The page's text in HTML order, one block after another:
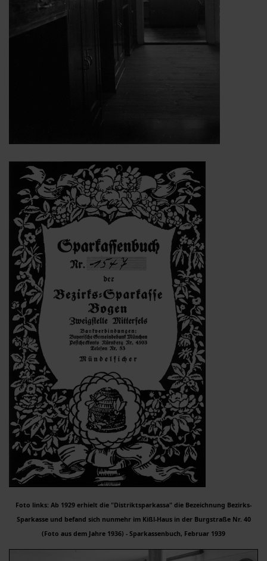
Foto links: Ab 1929 erhielt die "Distriktsparkassa" die Bezeichnung Bezirks-
Sparkasse und befand sich nunmehr im Kißl-Haus in der Burgstraße Nr. 40
(Foto aus dem Jahre 1936) - Sparkassenbuch, Februar 1939